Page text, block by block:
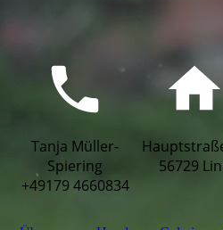
Tanja Müller-
Spiering
+49179 4660834
56729